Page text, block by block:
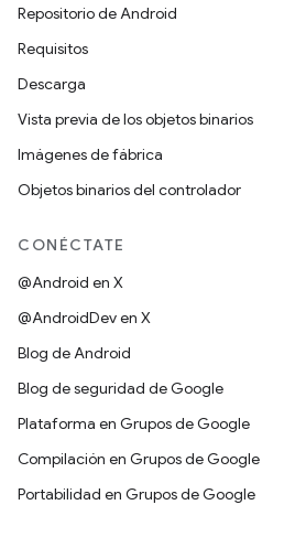
Repositorio de Android
Requisitos
Descarga
Vista previa de los objetos binarios
Imágenes de fábrica
Objetos binarios del controlador
CONÉCTATE
@Android en X
@AndroidDev en X
Blog de Android
Blog de seguridad de Google
Plataforma en Grupos de Google
Compilación en Grupos de Google
Portabilidad en Grupos de Google